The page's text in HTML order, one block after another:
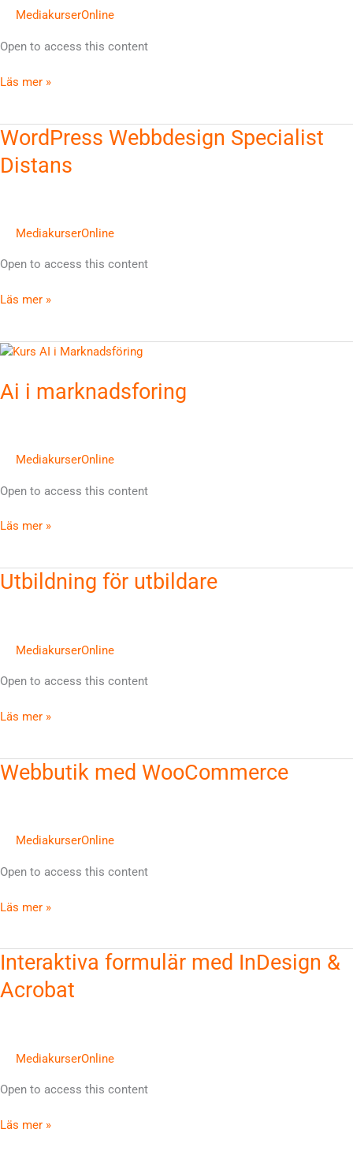
MediakurserOnline
Open to access this content
Läs mer »
WordPress Webbdesign Specialist
Distans
MediakurserOnline
Open to access this content
WordPress
Specialist
Läs mer »
Ai i marknadsforing
MediakurserOnline
Open to access this content
Ai
marknadsforing
Läs mer »
Utbildning för utbildare
MediakurserOnline
Open to access this content
Utbildning
Läs mer »
Webbutik med WooCommerce
MediakurserOnline
Open to access this content
Webbutik
Läs mer »
Interaktiva formulär med InDesign &
Acrobat
MediakurserOnline
Open to access this content
Interaktiva
med
Läs mer »